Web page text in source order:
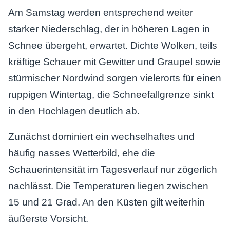
Am Samstag werden entsprechend weiter
starker Niederschlag, der in höheren Lagen in
Schnee übergeht, erwartet. Dichte Wolken, teils
kräftige Schauer mit Gewitter und Graupel sowie
stürmischer Nordwind sorgen vielerorts für einen
ruppigen Wintertag, die Schneefallgrenze sinkt
in den Hochlagen deutlich ab.
Zunächst dominiert ein wechselhaftes und
häufig nasses Wetterbild, ehe die
Schauerintensität im Tagesverlauf nur zögerlich
nachlässt. Die Temperaturen liegen zwischen
15 und 21 Grad. An den Küsten gilt weiterhin
äußerste Vorsicht.